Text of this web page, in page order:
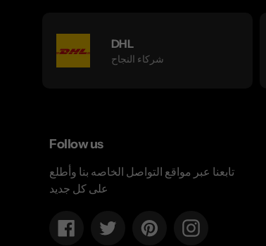
DHL
شركاء النجاح
Follow us
تابعنا عبر مواقع التواصل الخاصه بنا وأطلع
على كل جديد
Facebook Twitter PinterestInstagram